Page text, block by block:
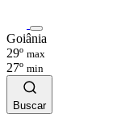
Goiânia
29º max
27º min
Buscar